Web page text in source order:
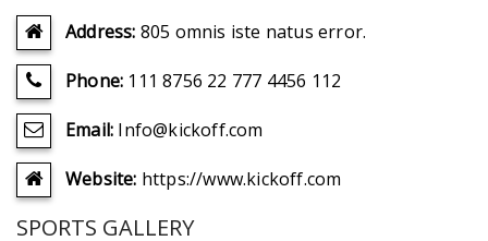
Address: 805 omnis iste natus error.
Phone: 111 8756 22 777 4456 112
Email: Info@kickoff.com
Website: https://www.kickoff.com
SPORTS GALLERY